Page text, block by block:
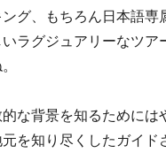
グ、もちろん日本語専
ラグジュアリーなツア
な背景を知るためには
を知り尽くしたガイド